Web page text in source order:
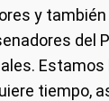
y también
del
Estamos
tiempo,